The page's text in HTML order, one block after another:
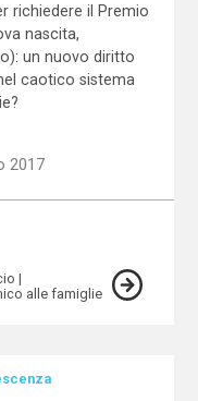
richiedere il Premio
nascita,
un nuovo diritto
caotico sistema
2017
alle famiglie